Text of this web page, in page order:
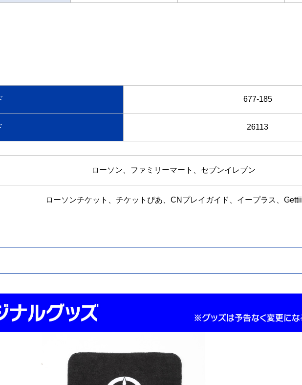
677-185
26113
ローソン、ファミリーマート、セブンイレブン
ローソンチケット、チケットぴあ、CNプレイガイド、イープラス、Gettii